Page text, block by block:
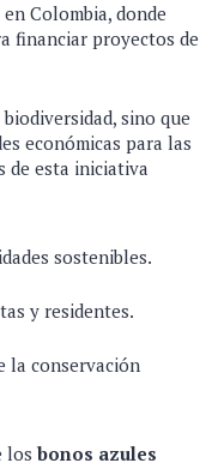
Colombia, donde
financiar proyectos de
sino que
económicas para las
de esta iniciativa
sostenibles.
y residentes.
la conservación
los bonos azules